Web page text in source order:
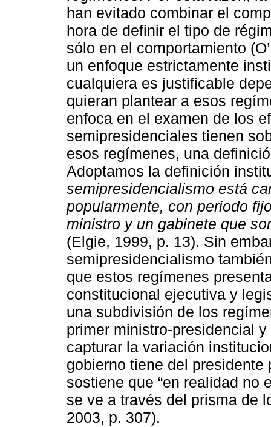
han evitado combinar el
hora de definir el tipo de
sólo en el comportamiento
un enfoque estrictamente
cualquiera es justificable
quieran plantear a esos
enfoca en el examen de los
semipresidenciales tienen
esos regímenes, una
Adoptamos la definición
semipresidencialismo está
popularmente, con periodo
ministro y un gabinete que
(Elgie, 1999, p. 13). Sin
semipresidencialismo
que estos regímenes
constitucional ejecutiva y
una subdivisión de los
primer ministro-presidencial
capturar la variación
gobierno tiene del
sostiene que “en realidad no
se ve a través del prisma de
2003, p. 307).